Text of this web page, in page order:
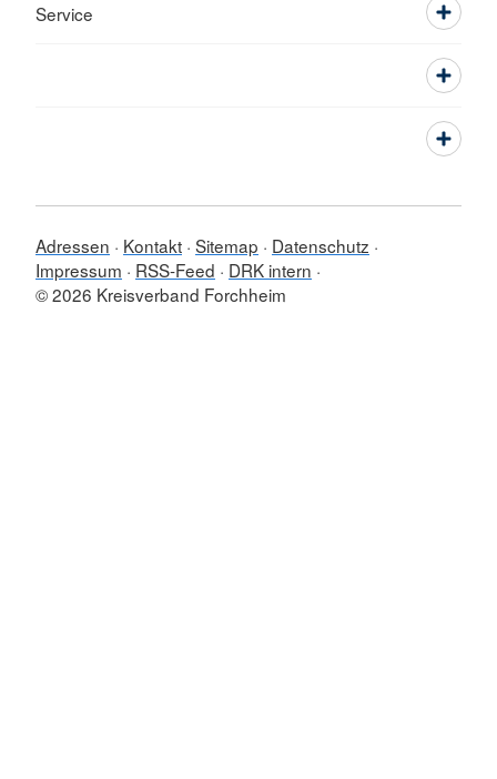
Service
Adressen Kontakt Sitemap
Datenschutz
Impressum
RSS-Feed
DRK intern
© 2026 Kreisverband Forchheim